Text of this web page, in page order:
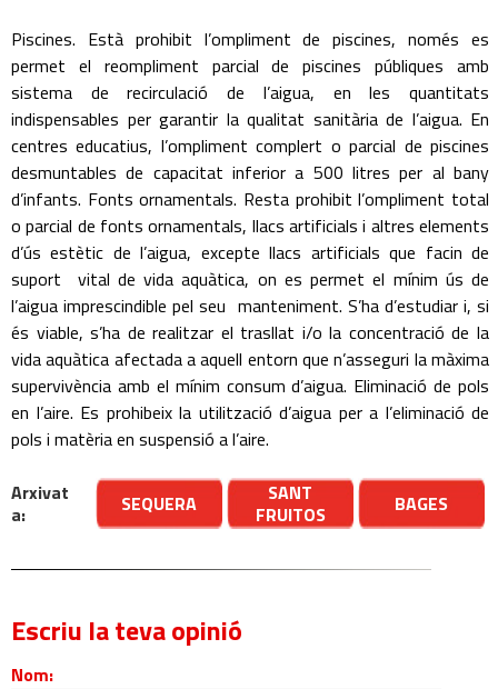
Piscines. Està prohibit l’ompliment de piscines, només es
permet el reompliment parcial de piscines públiques amb
sistema de recirculació de l’aigua, en les quantitats
indispensables per garantir la qualitat sanitària de l’aigua. En
centres educatius, l’ompliment complert o parcial de piscines
desmuntables de capacitat inferior a 500 litres per al bany
d’infants. Fonts ornamentals. Resta prohibit l’ompliment total
o parcial de fonts ornamentals, llacs artificials i altres elements
d’ús estètic de l’aigua, excepte llacs artificials que facin de
suport vital de vida aquàtica, on es permet el mínim ús de
l’aigua imprescindible pel seu manteniment. S’ha d’estudiar i, si
és viable, s’ha de realitzar el trasllat i/o la concentració de la
vida aquàtica afectada a aquell entorn que n’asseguri la màxima
supervivència amb el mínim consum d’aigua. Eliminació de pols
en l’aire. Es prohibeix la utilització d’aigua per a l’eliminació de
pols i matèria en suspensió a l’aire.
Arxivat
a:
SEQUERA
SANT
FRUITOS
BAGES
Escriu la teva opinió
Nom: